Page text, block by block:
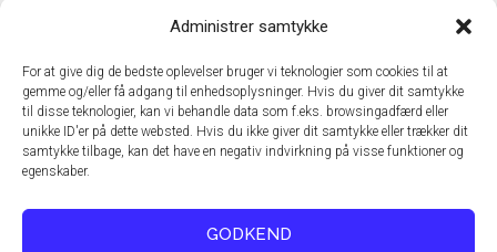
Administrer samtykke
For at give dig de bedste oplevelser bruger vi teknologier som cookies til at
gemme og/eller få adgang til enhedsoplysninger. Hvis du giver dit samtykke
til disse teknologier, kan vi behandle data som f.eks. browsingadfærd eller
unikke ID'er på dette websted. Hvis du ikke giver dit samtykke eller trækker dit
samtykke tilbage, kan det have en negativ indvirkning på visse funktioner og
egenskaber.
GODKEND
TechMedia A/S
DK - 2600 Glostrup
www.techmedia.dk
Telefon: +45 43 24 26 28
E-mail:info@techmedia.dk